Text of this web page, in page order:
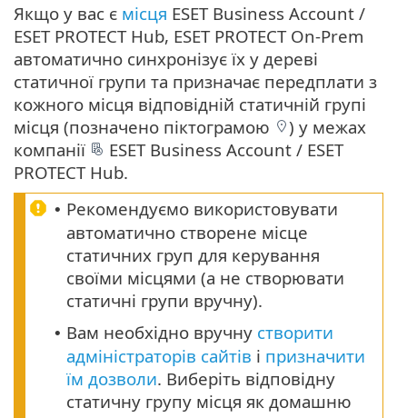
Якщо у вас є місця ESET Business Account /
ESET PROTECT Hub, ESET PROTECT On-Prem
автоматично синхронізує їх у дереві
статичної групи та призначає передплати з
кожного місця відповідній статичній групі
місця (позначено піктограмою
) у межах
компанії
ESET Business Account / ESET
PROTECT Hub.
• Рекомендуємо використовувати
автоматично створене місце
статичних груп для керування
своїми місцями (а не створювати
статичні групи вручну).
• Вам необхідно вручну створити
адміністраторів сайтів і призначити
їм дозволи. Виберіть відповідну
статичну групу місця як домашню